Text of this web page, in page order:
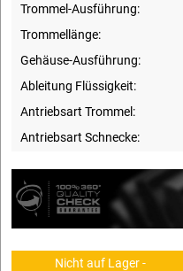
Trommel-Ausführung:
Trommellänge:
Gehäuse-Ausführung:
Ableitung Flüssigkeit:
Antriebsart Trommel:
Antriebsart Schnecke:
Nicht auf Lager -